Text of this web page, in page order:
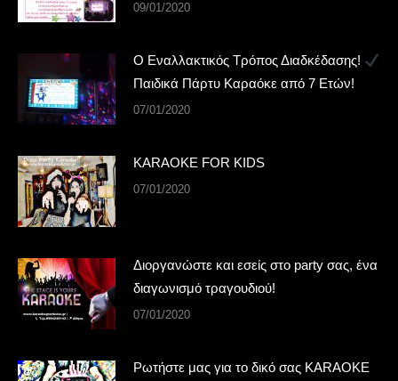
09/01/2020
Ο Εναλλακτικός Τρόπος Διαδκέδασης!
Παιδικά Πάρτυ Καραόκε από 7 Ετών!
07/01/2020
KARAOKE FOR KIDS
07/01/2020
Διοργανώστε και εσείς στο party σας, ένα
διαγωνισμό τραγουδιού!
07/01/2020
Ρωτήστε μας για το δικό σας KARAOKE